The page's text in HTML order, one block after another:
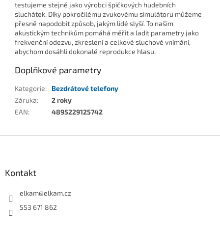
testujeme stejně jako výrobci špičkových hudebních
sluchátek. Díky pokročilému zvukovému simulátoru můžeme
přesně napodobit způsob, jakým lidé slyší. To našim
akustickým technikům pomáhá měřit a ladit parametry jako
frekvenční odezvu, zkreslení a celkové sluchové vnímání,
abychom dosáhli dokonalé reprodukce hlasu.
Doplňkové parametry
Kategorie:
Bezdrátové telefony
Záruka:
2 roky
EAN: 4895229125742
Kontakt
elkam@elkam.cz
553 671 862